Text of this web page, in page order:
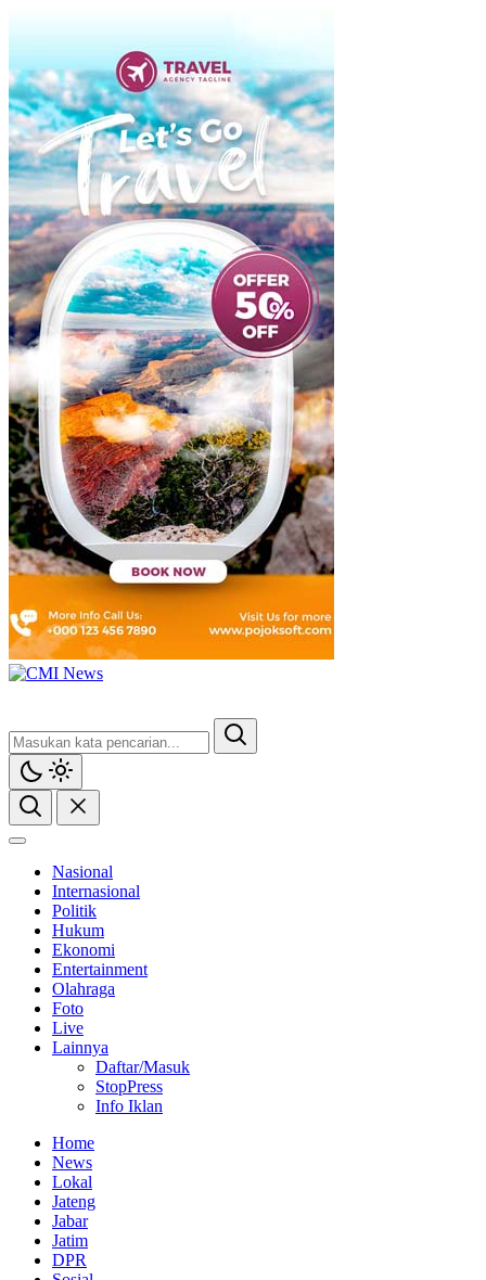
Nasional
Internasional
Politik
Hukum
Ekonomi
Entertainment
Olahraga
Foto
Live
Lainnya
Daftar/Masuk
StopPress
Info Iklan
Home
News
Lokal
Jateng
Jabar
Jatim
DPR